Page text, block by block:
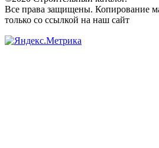
Все права защищены. Копирование
только со ссылкой на наш сайт